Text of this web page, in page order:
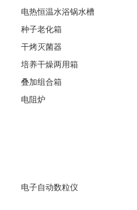
电热恒温水浴锅水槽
种子老化箱
干烤灭菌器
培养干燥两用箱
叠加组合箱
电阻炉
电子自动数粒仪